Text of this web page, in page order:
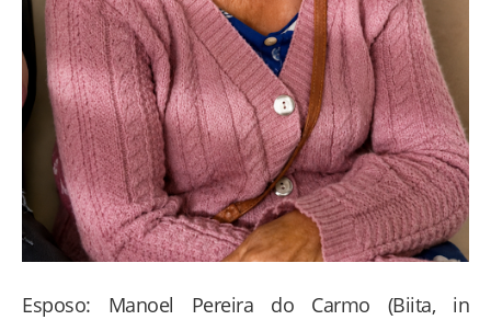
Esposo: Manoel Pereira do Carmo (Biita, in